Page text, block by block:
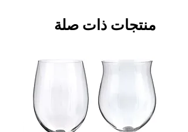
منتجات ذات صلة